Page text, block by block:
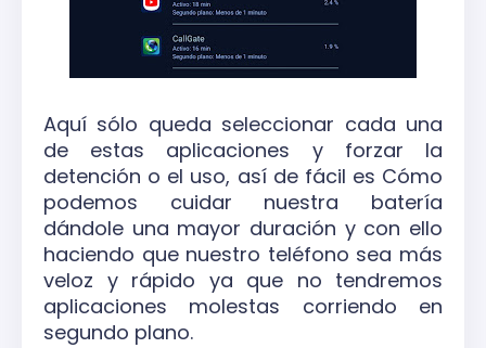
Aquí sólo queda seleccionar cada una
de estas aplicaciones y forzar la
detención o el uso, así de fácil es Cómo
podemos cuidar nuestra batería
dándole una mayor duración y con ello
haciendo que nuestro teléfono sea más
veloz y rápido ya que no tendremos
aplicaciones molestas corriendo en
segundo plano.